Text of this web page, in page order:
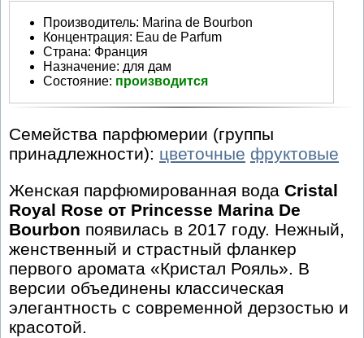
Производитель: Marina de Bourbon
Концентрация: Eau de Parfum
Страна: Франция
Назначение: для дам
Состояние: производится
Семейства парфюмерии (группы
принадлежности): цветочные фруктовые
Женская парфюмированная вода Cristal
Royal Rose от Princesse Marina De
Bourbon появилась в 2017 году. Нежный,
женственный и страстный фланкер
первого аромата «Кристал Рояль». В
версии объединены классическая
элегантность с современной дерзостью и
красотой.